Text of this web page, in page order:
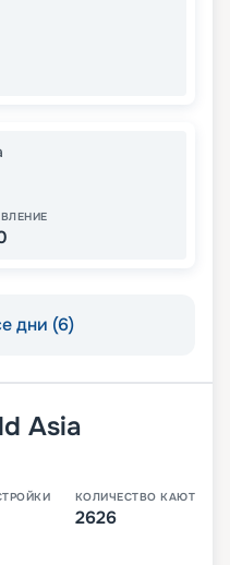
дни (6)
Asia
КОЛИЧЕСТВО КАЮТ
2626